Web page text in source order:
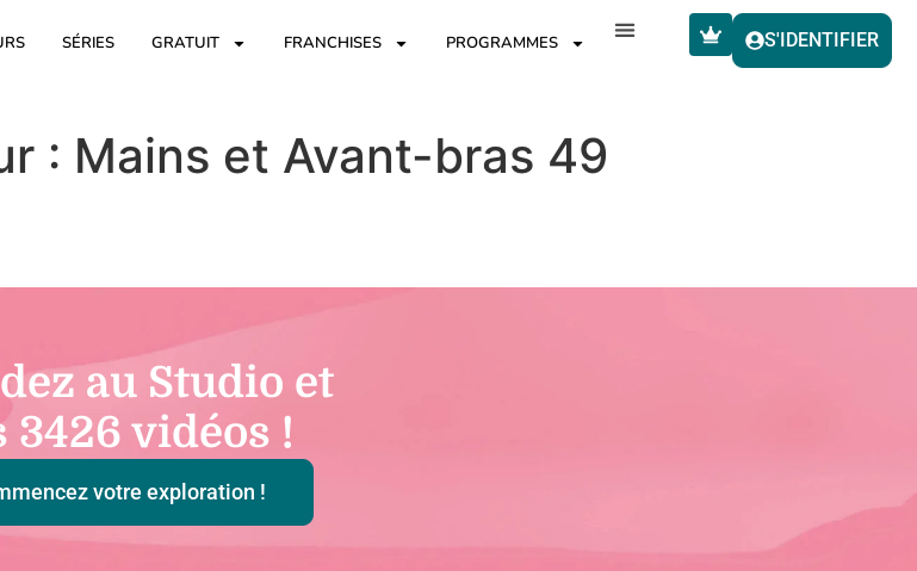
SÉRIES GRATUIT FRANCHISES PROGRAMMES S'IDENTIFIER
: Mains et Avant-bras 49
au Studio et
3426 vidéos !
votre exploration !